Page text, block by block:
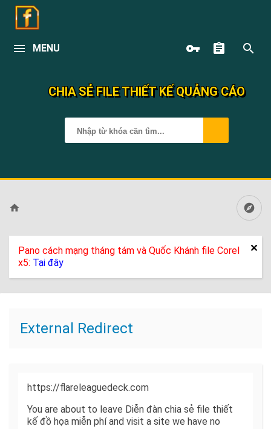
MENU
CHIA SẺ FILE THIẾT KẾ QUẢNG CÁO
Pano cách mạng tháng tám và Quốc Khánh file Corel
x5: Tại đây
External Redirect
https://flareleaguedeck.com
You are about to leave Diễn đàn chia sẻ file thiết
kế đồ họa miễn phí and visit a site we have no